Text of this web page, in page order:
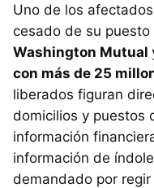
Uno de los
cesado de su puesto
Washington Mutual
con más de 25
liberados figuran
domicilios y puestos
información
información de
demandado por